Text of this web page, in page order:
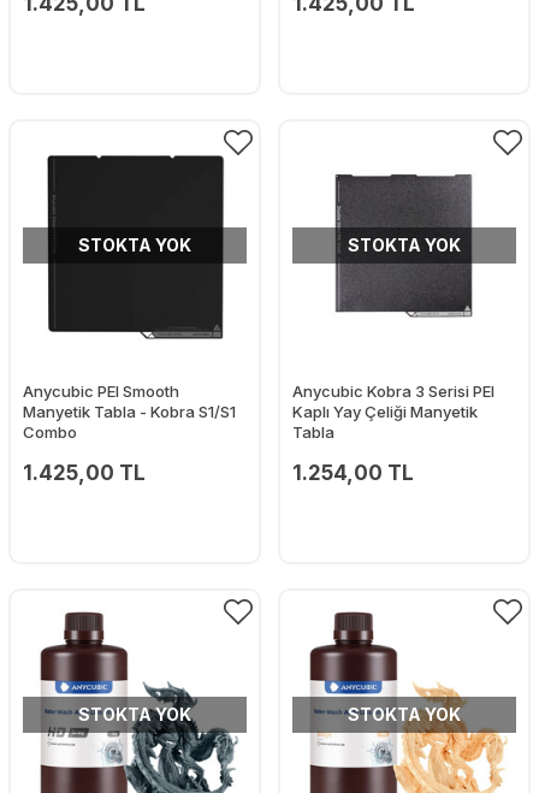
STOKTA YOK
Anycubic PEI Smooth
Manyetik Tabla - Kobra S1/S1
Combo
1.425,00 TL
STOKTA YOK
Anycubic Kobra 3 Serisi PEI
Kaplı Yay Çeliği Manyetik
Tabla
1.254,00 TL
STOKTA YOK STOKTA YOK